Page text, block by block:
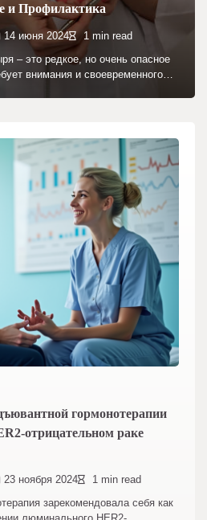
и Профилактика
14 июня 2024 1 min read
– это редкое, но очень опасное
внимания и своевременного…
гормонотерапии
отрицательном раке
23 ноября 2024 1 min read
зарекомендовала себя как